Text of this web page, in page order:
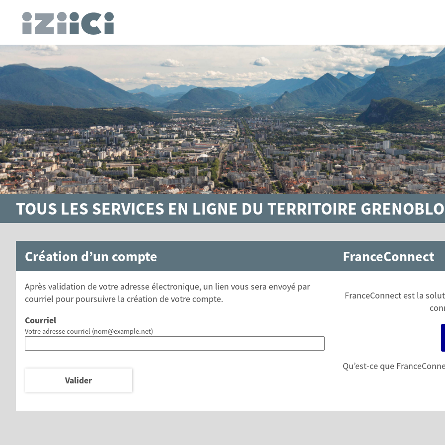
TOUS LES SERVICES EN LIGNE DU TERRITOIRE
Création d’un compte
Après validation de votre adresse électronique, un lien vous sera envoyé par
courriel pour poursuivre la création de votre compte.
Courriel
Votre adresse courriel (nom@example.net)
Valider
FranceConnect
FranceConnect est la
Qu’est-ce que